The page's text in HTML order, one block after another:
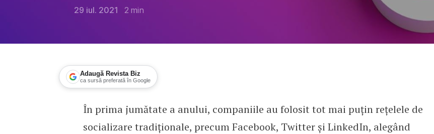
29 iul. 2021 2 min
Adaugă Revista Biz
ca sursă preferată în Google
Planable: Brandurile se îndepărtează de
În prima jumătate a anului, companiile au folosit tot mai puțin rețelele de
socializare tradiționale, precum Facebook, Twitter și LinkedIn, alegând